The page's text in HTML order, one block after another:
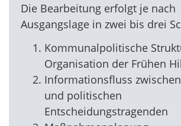
Die Bearbeitung erfolgt je nach
Ausgangslage in zwei bis drei
Kommunalpolitische
Organisation der Frühen
Informationsfluss
und politischen
Entscheidungstragenden